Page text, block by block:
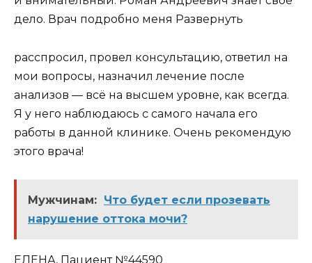
дело. Врач подробно меня Развернуть
расспросил, провел консультацию, ответил на
мои вопросы, назначил лечение после
анализов — всё на высшем уровне, как всегда.
Я у него наблюдаюсь с самого начала его
работы в данной клинике. Очень рекомендую
этого врача!
Мужчинам: Что будет если прозевать
нарушение оттока мочи?
ЕЛЕНА, Пациент №44590